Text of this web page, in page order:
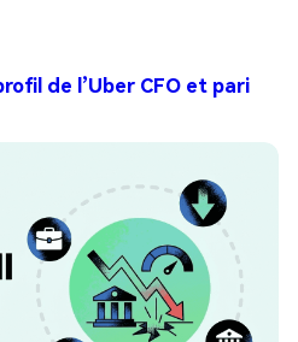
de l’Uber CFO et pari